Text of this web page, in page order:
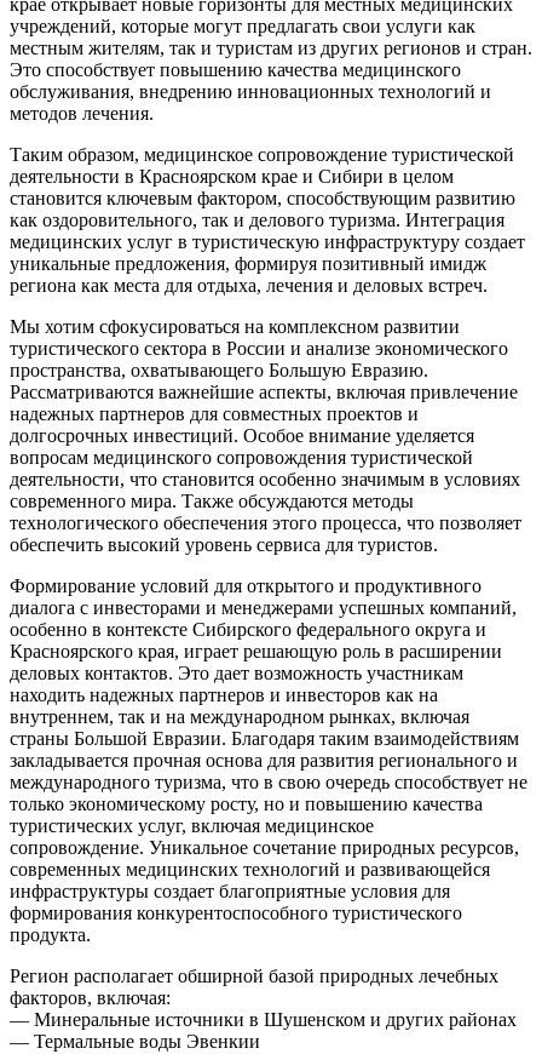
учреждений, которые могут предлагать свои услуги как
местным жителям, так и туристам из других регионов и стран.
Это способствует повышению качества медицинского
обслуживания, внедрению инновационных технологий и
методов лечения.
Таким образом, медицинское сопровождение туристической
деятельности в Красноярском крае и Сибири в целом
становится ключевым фактором, способствующим развитию
как оздоровительного, так и делового туризма. Интеграция
медицинских услуг в туристическую инфраструктуру создает
уникальные предложения, формируя позитивный имидж
региона как места для отдыха, лечения и деловых встреч.
Мы хотим сфокусироваться на комплексном развитии
туристического сектора в России и анализе экономического
пространства, охватывающего Большую Евразию.
Рассматриваются важнейшие аспекты, включая привлечение
надежных партнеров для совместных проектов и
долгосрочных инвестиций. Особое внимание уделяется
вопросам медицинского сопровождения туристической
деятельности, что становится особенно значимым в условиях
современного мира. Также обсуждаются методы
технологического обеспечения этого процесса, что позволяет
обеспечить высокий уровень сервиса для туристов.
Формирование условий для открытого и продуктивного
диалога с инвесторами и менеджерами успешных компаний,
особенно в контексте Сибирского федерального округа и
Красноярского края, играет решающую роль в расширении
деловых контактов. Это дает возможность участникам
находить надежных партнеров и инвесторов как на
внутреннем, так и на международном рынках, включая
страны Большой Евразии. Благодаря таким взаимодействиям
закладывается прочная основа для развития регионального и
международного туризма, что в свою очередь способствует не
только экономическому росту, но и повышению качества
туристических услуг, включая медицинское
сопровождение. Уникальное сочетание природных ресурсов,
современных медицинских технологий и развивающейся
инфраструктуры создает благоприятные условия для
формирования конкурентоспособного туристического
продукта.
Регион располагает обширной базой природных лечебных
факторов, включая:
— Минеральные источники в Шушенском и других районах
— Термальные воды Эвенкии